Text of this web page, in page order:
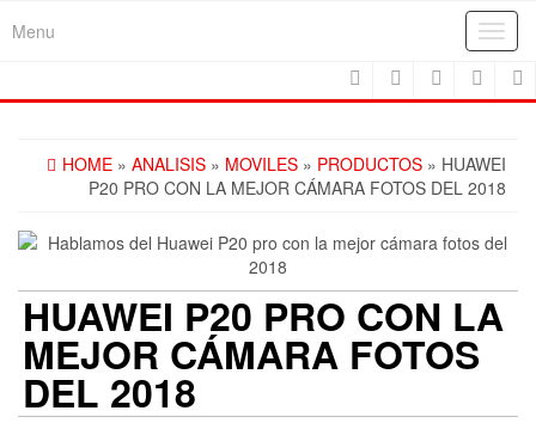
Menu
HOME » ANALISIS » MOVILES » PRODUCTOS » HUAWEI
P20 PRO CON LA MEJOR CÁMARA FOTOS DEL 2018
HUAWEI P20 PRO CON LA
MEJOR CÁMARA FOTOS
DEL 2018